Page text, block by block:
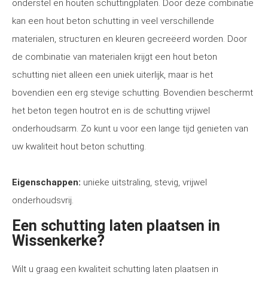
onderstel en houten schuttingplaten. Door deze combinatie
kan een hout beton schutting in veel verschillende
materialen, structuren en kleuren gecreëerd worden. Door
de combinatie van materialen krijgt een hout beton
schutting niet alleen een uniek uiterlijk, maar is het
bovendien een erg stevige schutting. Bovendien beschermt
het beton tegen houtrot en is de schutting vrijwel
onderhoudsarm. Zo kunt u voor een lange tijd genieten van
uw kwaliteit hout beton schutting.
Eigenschappen: unieke uitstraling, stevig, vrijwel
onderhoudsvrij.
Een schutting laten plaatsen in
Wissenkerke?
Wilt u graag een kwaliteit schutting laten plaatsen in